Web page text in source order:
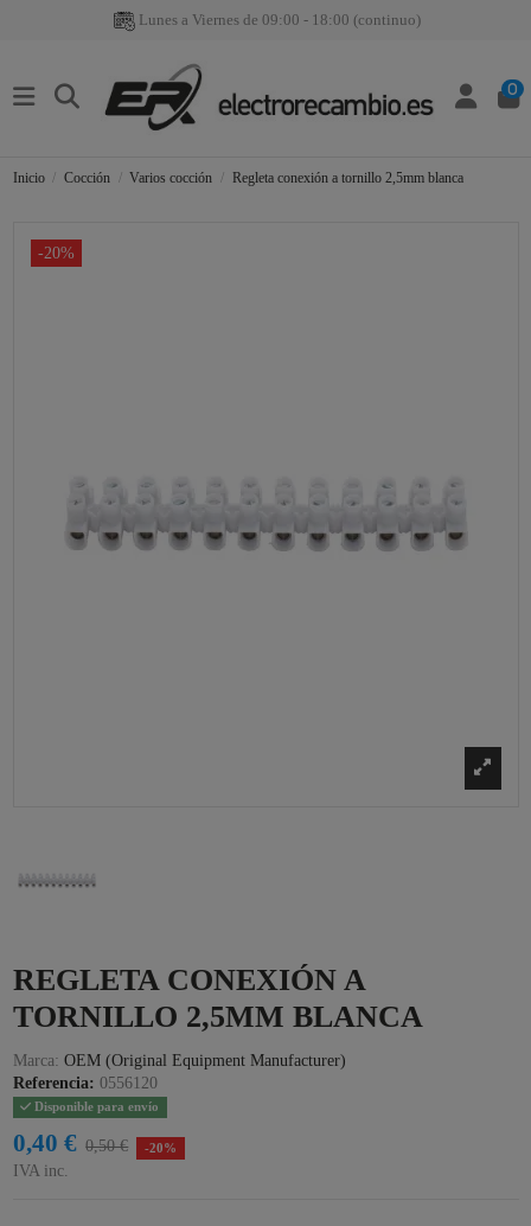
Lunes a Viernes de 09:00 - 18:00 (continuo)
0
Inicio Cocción Varios cocción Regleta conexión a tornillo 2,5mm blanca
-20%
REGLETA CONEXIÓN A
TORNILLO 2,5MM BLANCA
Marca: OEM (Original Equipment Manufacturer)
Referencia: 0556120
Disponible para envío
0,40 € 0,50 € -20%
IVA inc.